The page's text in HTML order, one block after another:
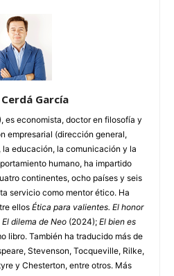
García
es economista, doctor en filosofía y
empresarial (dirección general,
educación, la comunicación y la
humano, ha impartido
continentes, ocho países y seis
servicio como mentor ético. Ha
ellos Ética para valientes. El honor
El dilema de Neo(2024); El bien es
libro. También ha traducido más de
Stevenson, Tocqueville, Rilke,
y Chesterton, entre otros. Más